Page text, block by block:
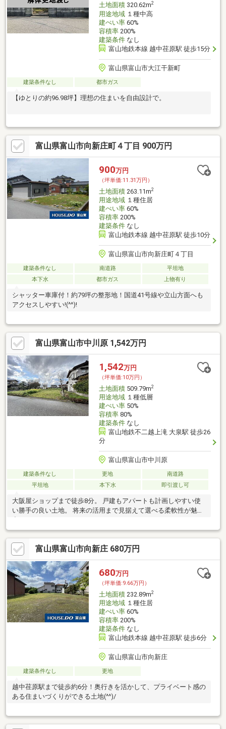
土地面積320.62m2
用途地域１種中高
建ぺい率60%
容積率200%
建築条件なし
富山地鉄本線 越中荏原駅 徒歩15分
富山県富山市大江干新町
建築条件なし 都市ガス
【ゆとりの約96.98坪】理想の住まいを自由設計で。
富山県富山市向新庄町４丁目 900万円
900万円
（坪単価:11.31万円）
土地面積263.11m2
用途地域１種住居
建ぺい率60%
容積率200%
建築条件なし
富山地鉄本線 越中荏原駅 徒歩10分
富山県富山市向新庄町４丁目
建築条件なし 南道路
平坦地
本下水
都市ガス 上物有り
シャッター車庫付！約79坪の整形地！国道41号線や立山方面へも
アクセスしやすい!(^^)!
富山県富山市中川原 1,542万円
1,542万円
（坪単価:10万円）
土地面積509.79m2
用途地域１種低層
建ぺい率50%
容積率80%
建築条件なし
富山地鉄不二越上滝 大泉駅 徒歩26
分
富山県富山市中川原
建築条件なし 更地
南道路
平坦地
本下水 即引渡し可
大阪屋ショップまで徒歩8分。 戸建もアパートも計画しやすい使
い勝手の良い土地。 将来の活用まで見据えて選べる柔軟性が魅
富山県富山市向新庄 680万円
680万円
（坪単価:9.66万円）
土地面積232.89m2
用途地域１種住居
建ぺい率60%
容積率200%
建築条件なし
富山地鉄本線 越中荏原駅 徒歩6分
富山県富山市向新庄
建築条件なし 更地
越中荏原駅まで徒歩約6分！奥行きを活かして、プライベート感の
ある住まいづくりができる土地(^^)/